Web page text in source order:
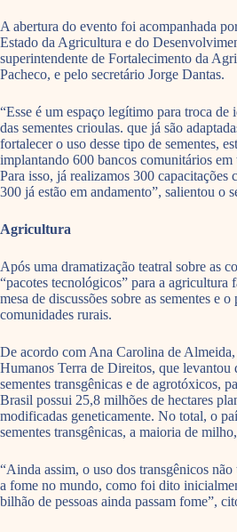
A abertura do evento foi acompanhada
Estado da Agricultura e do
superintendente de Fortalecimento da
Pacheco, e pelo secretário Jorge Dantas.
“Esse é um espaço legítimo para troca de
das sementes crioulas. que já são
fortalecer o uso desse tipo de sementes,
implantando 600 bancos comunitários em
Para isso, já realizamos 300 capacitações
300 já estão em andamento”, salientou o
Agricultura
Após uma dramatização teatral sobre as
“pacotes tecnológicos” para a agricultura
mesa de discussões sobre as sementes e
comunidades rurais.
De acordo com Ana Carolina de
Humanos Terra de Direitos, que levantou
sementes transgênicas e de agrotóxicos,
Brasil possui 25,8 milhões de hectares
modificadas geneticamente. No total, o
sementes transgênicas, a maioria de
“Ainda assim, o uso dos transgênicos
a fome no mundo, como foi dito
bilhão de pessoas ainda passam fome”,